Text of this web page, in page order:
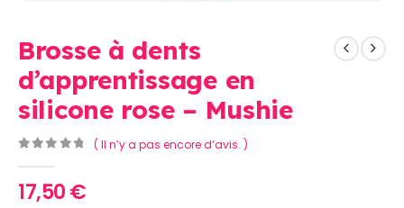
Brosse à dents
d’apprentissage en
silicone rose – Mushie
( Il n’y a pas encore d’avis. )
17,50€